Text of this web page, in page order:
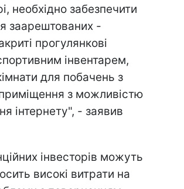
необхідно забезпечити
заарештованих -
прогулянкові
інвентарем,
для побачень з
з можливістю
інтернету", - заявив
інвесторів можуть
високі витрати на